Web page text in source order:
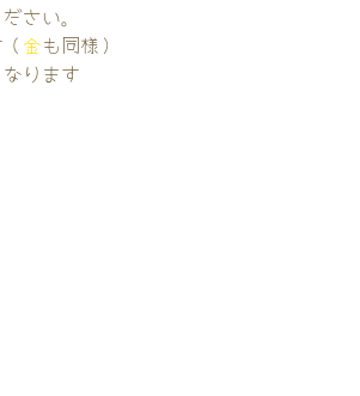
さい。
金も同様）
ります